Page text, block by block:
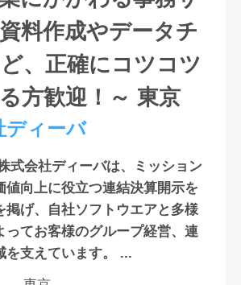
料作成やデータチ
、正確にコツコツ
方歓迎！～ 東京
ディーバ
式会社ディーバは、ミッション
値向上に役立つ連結決算開示を
掲げ、自社ソフトウエアと多様
ってお客様のグループ経営、連
を支えています。 ...